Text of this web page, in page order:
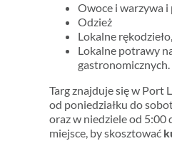
Owoce i warzywa
Odzież
Lokalne
Lokalne potrawy
gastronomicznych.
Targ znajduje się w Port
od poniedziałku do
oraz w niedziele od 5:00
miejsce, by skosztować